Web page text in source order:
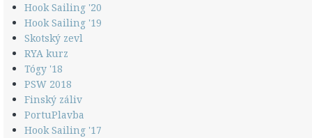
Hook Sailing '20
Hook Sailing '19
Skotský zevl
RYA kurz
Tógy '18
PSW 2018
Finský záliv
PortuPlavba
Hook Sailing '17